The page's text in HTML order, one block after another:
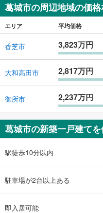
葛城市の周辺地域の価
エリア 平均価格
香芝市 3,823万円
大和高田市 2,817万円
御所市 2,237万円
葛城市の新築一戸建て
駅徒歩10分以内
駐車場が2台以上ある
即入居可能